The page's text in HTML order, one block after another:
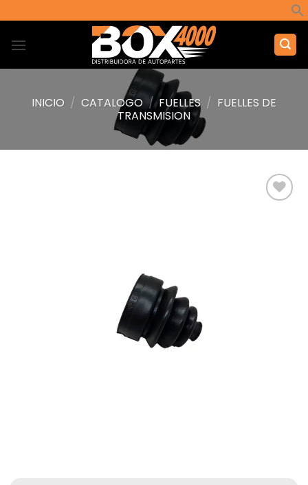
al
contenido
INICIO / CATALOGO / FUELLES / FUELLES DE
TRANSMISION